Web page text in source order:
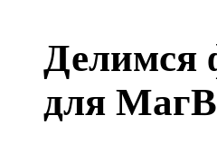
Делимся
для